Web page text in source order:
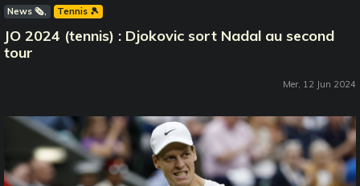
News 🗞️ Tennis 🎾
JO 2024 (tennis) : Djokovic sort Nadal au second
tour
Mer, 12 Jun 2024